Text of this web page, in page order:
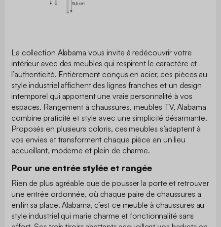
La collection Alabama vous invite à redécouvrir votre
intérieur avec des meubles qui respirent le caractère et
l’authenticité. Entièrement conçus en acier, ces pièces au
style industriel affichent des lignes franches et un design
intemporel qui apportent une vraie personnalité à vos
espaces. Rangement à chaussures, meubles TV, Alabama
combine praticité et style avec une simplicité désarmante.
Proposés en plusieurs coloris, ces meubles s’adaptent à
vos envies et transforment chaque pièce en un lieu
accueillant, moderne et plein de charme.
Pour une entrée stylée et rangée
Rien de plus agréable que de pousser la porte et retrouver
une entrée ordonnée, où chaque paire de chaussures a
enfin sa place. Alabama, c’est ce meuble à chaussures au
style industriel qui marie charme et fonctionnalité sans